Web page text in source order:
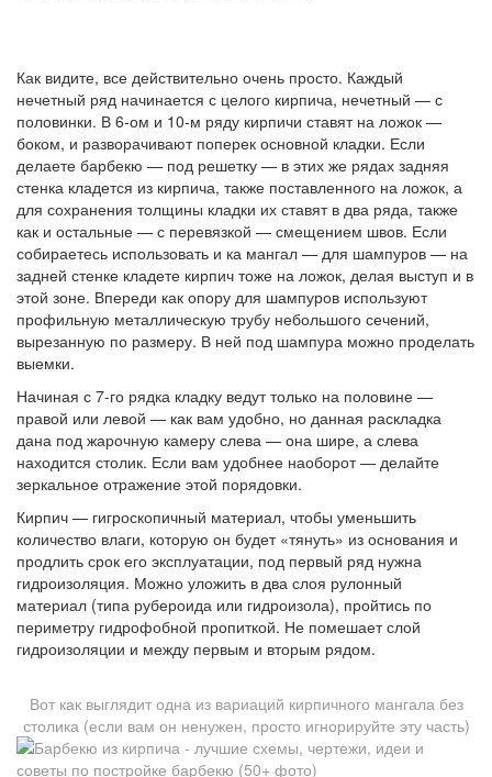
Как видите, все действительно очень просто. Каждый
нечетный ряд начинается с целого кирпича, нечетный — с
половинки. В 6-ом и 10-м ряду кирпичи ставят на ложок —
боком, и разворачивают поперек основной кладки. Если
делаете барбекю — под решетку — в этих же рядах задняя
стенка кладется из кирпича, также поставленного на ложок, а
для сохранения толщины кладки их ставят в два ряда, также
как и остальные — с перевязкой — смещением швов. Если
собираетесь использовать и ка мангал — для шампуров — на
задней стенке кладете кирпич тоже на ложок, делая выступ и в
этой зоне. Впереди как опору для шампуров используют
профильную металлическую трубу небольшого сечений,
вырезанную по размеру. В ней под шампура можно проделать
выемки.
Начиная с 7-го рядка кладку ведут только на половине —
правой или левой — как вам удобно, но данная раскладка
дана под жарочную камеру слева — она шире, а слева
находится столик. Если вам удобнее наоборот — делайте
зеркальное отражение этой порядовки.
Кирпич — гигроскопичный материал, чтобы уменьшить
количество влаги, которую он будет «тянуть» из основания и
продлить срок его эксплуатации, под первый ряд нужна
гидроизоляция. Можно уложить в два слоя рулонный
материал (типа рубероида или гидроизола), пройтись по
периметру гидрофобной пропиткой. Не помешает слой
гидроизоляции и между первым и вторым рядом.
Вот как выглядит одна из вариаций кирпичного мангала без
столика (если вам он ненужен, просто игнорируйте эту часть)